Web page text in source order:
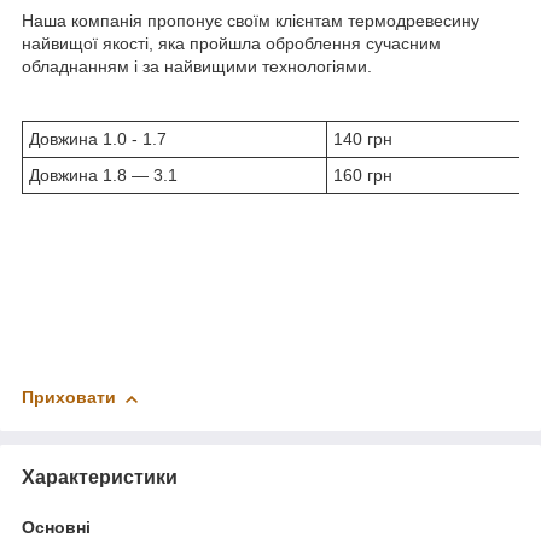
Наша компанія пропонує своїм клієнтам термодревесину
найвищої якості, яка пройшла оброблення сучасним
обладнанням і за найвищими технологіями.
Довжина 1.0 - 1.7
140 грн
Довжина 1.8 — 3.1
160 грн
Приховати
Характеристики
Основні